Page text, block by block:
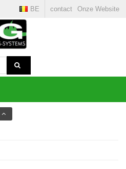
contact Onze Website
BE